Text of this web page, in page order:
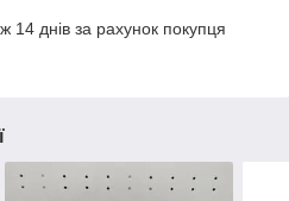
14 днів за рахунок покупця